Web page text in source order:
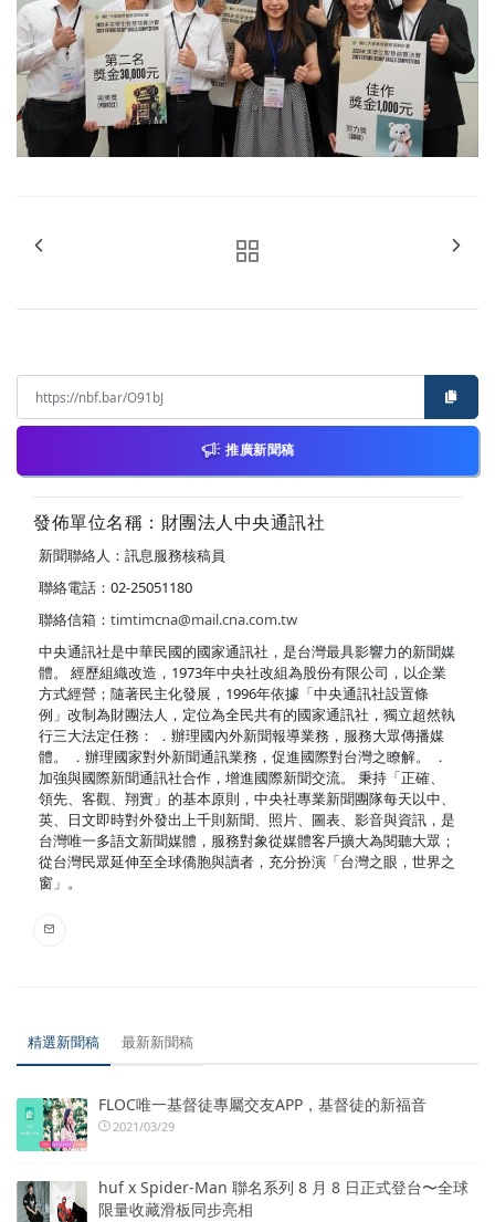
推廣新聞稿
發佈單位名稱：財團法人中央通訊社
新聞聯絡人：訊息服務核稿員
聯絡電話：02-25051180
聯絡信箱： timtimcna@mail.cna.com.tw
中央通訊社是中華民國的國家通訊社，是台灣最具影響力的新聞媒
體。 經歷組織改造，1973年中央社改組為股份有限公司，以企業
方式經營；隨著民主化發展，1996年依據「中央通訊社設置條
例」改制為財團法人，定位為全民共有的國家通訊社，獨立超然執
行三大法定任務： ．辦理國內外新聞報導業務，服務大眾傳播媒
體。 ．辦理國家對外新聞通訊業務，促進國際對台灣之瞭解。 ．
加強與國際新聞通訊社合作，增進國際新聞交流。 秉持「正確、
領先、客觀、翔實」的基本原則，中央社專業新聞團隊每天以中、
英、日文即時對外發出上千則新聞、照片、圖表、影音與資訊，是
台灣唯一多語文新聞媒體，服務對象從媒體客戶擴大為閱聽大眾；
從台灣民眾延伸至全球僑胞與讀者，充分扮演「台灣之眼，世界之
窗」。
精選新聞稿 最新新聞稿
FLOC唯一基督徒專屬交友APP，基督徒的新福音
2021/03/29
huf x Spider-Man 聯名系列 8 月 8 日正式登台〜全球
限量收藏滑板同步亮相